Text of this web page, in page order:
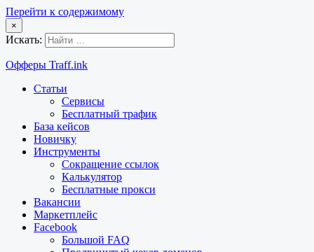
Перейти к содержимому
×
Искать:
Офферы Traff.ink
Статьи
Сервисы
Бесплатный трафик
База кейсов
Новичку
Инструменты
Сокращение ссылок
Калькулятор
Бесплатные прокси
Вакансии
Маркетплейс
Facebook
Большой FAQ